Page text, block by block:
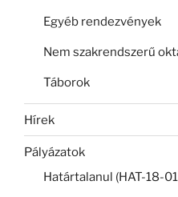
Egyéb rendezvények
Nem szakrendszerű
Táborok
Hírek
Pályázatok
Határtalanul (HAT-18-